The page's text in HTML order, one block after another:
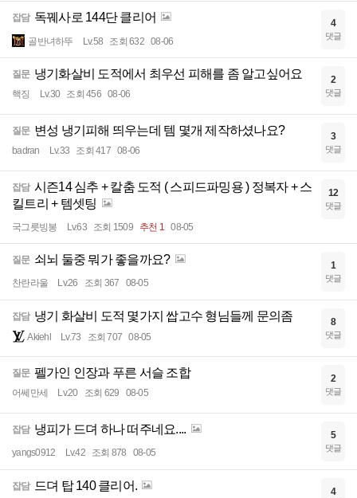
잡담 독꿰사로 144단 클리어
골반녀하뚜 Lv.58 조회 632 08-06
4
댓글
질문 냉기화살비 도적에서 최우선 피해를 좀 알고싶어요
핵징 Lv.30 조회 456 08-06
2
댓글
질문 변성 냉기피해 띄우는데 템 몇개 제작하셨나요?
badran Lv.33 조회 417 08-06
3
댓글
잡담 시즌14 심추 + 칼춤 도적 ( 스피드파밍용 ) 정복자 + 스
킬트리 + 템셋팅
국그릇빙봉 Lv.63 조회 1509 추천 1 08-05
12
댓글
질문 쇠뇌 둘중 뭐가 좋을까요?
찬란라울 Lv.26 조회 367 08-05
1
댓글
잡담 냉기 화살비 도적 몇가지 쌉고수 형님들께 문의좀
Akiehl Lv.73 조회 707 08-05
8
댓글
질문 펠가인 인장과 푸른 서슬 조합
어쎄만세 Lv.20 조회 629 08-05
2
댓글
잡담 냉피가 드뎌 하나 떠주네요....
yangs0912 Lv.42 조회 878 08-05
5
댓글
잡담 드뎌 탑 140 클리어. 4